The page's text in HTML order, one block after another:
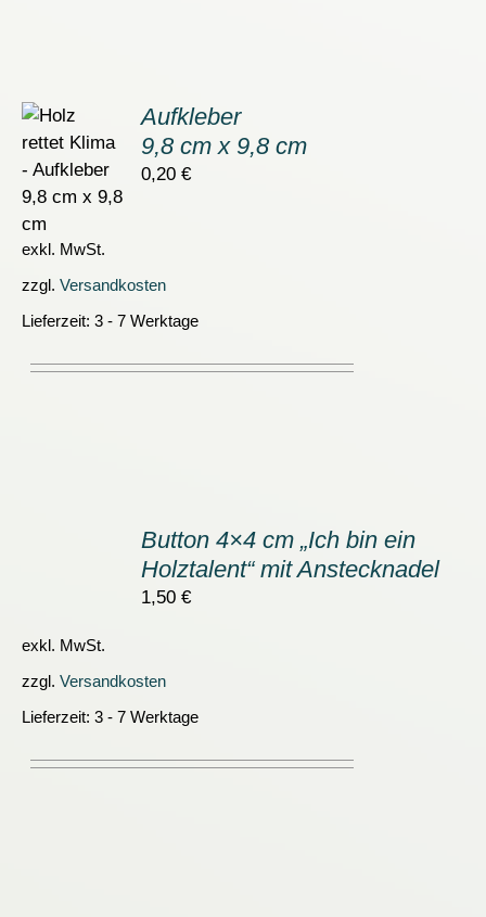
Aufkleber
9,8 cm x 9,8 cm
0,20€
exkl. MwSt.
zzgl. Versandkosten
Lieferzeit: 3 - 7 Werktage
Button 4×4 cm „Ich bin ein
Holztalent“ mit Anstecknadel
1,50€
exkl. MwSt.
zzgl. Versandkosten
Lieferzeit: 3 - 7 Werktage